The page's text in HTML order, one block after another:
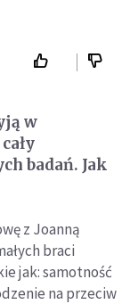
w
badań. Jak
z Joanną
braci
jak: samotność
na przeciw